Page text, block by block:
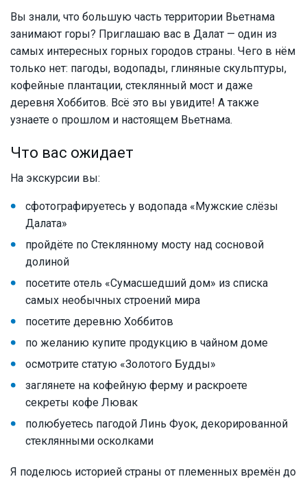
Вы знали, что большую часть территории Вьетнама
занимают горы? Приглашаю вас в Далат — один из
самых интересных горных городов страны. Чего в нём
только нет: пагоды, водопады, глиняные скульптуры,
кофейные плантации, стеклянный мост и даже
деревня Хоббитов. Всё это вы увидите! А также
узнаете о прошлом и настоящем Вьетнама.
Что вас ожидает
На экскурсии вы:
сфотографируетесь у водопада «Мужские слёзы
Далата»
пройдёте по Стеклянному мосту над сосновой
долиной
посетите отель «Сумасшедший дом» из списка
самых необычных строений мира
посетите деревню Хоббитов
по желанию купите продукцию в чайном доме
осмотрите статую «Золотого Будды»
заглянете на кофейную ферму и раскроете
секреты кофе Лювак
полюбуетесь пагодой Линь Фуок, декорированной
стеклянными осколками
Я поделюсь историей страны от племенных времён до